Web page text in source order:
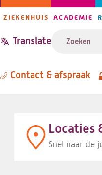
navigatie
ZIEKENHUIS ACADEMIE
Translate
Metanavigatie
Contact & afspraak
Locaties
Snel naar de